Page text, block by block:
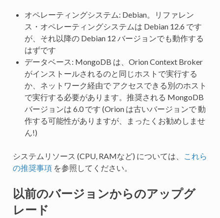
オペレーティングシステム: Debian。リファレン
ス・オペレーティングシステムは Debian 12.6 です
が、それ以降の Debian 12 バージョンでも動作する
はずです
データベース: MongoDB は、Orion Context Broker
がインストールされるのと同じホストで実行する
か、ネットワーク経由で アクセスできる別のホスト
で実行する必要があります。推奨される MongoDB
バージョンは 6.0 です (Orion は古いバージョンで 動
作する可能性がありますが、まったくお勧めしませ
ん!)
システムリソース (CPU, RAMなど) については、
これら
の推奨事項を参照してください。
以前のバージョンからのアップグ
レード